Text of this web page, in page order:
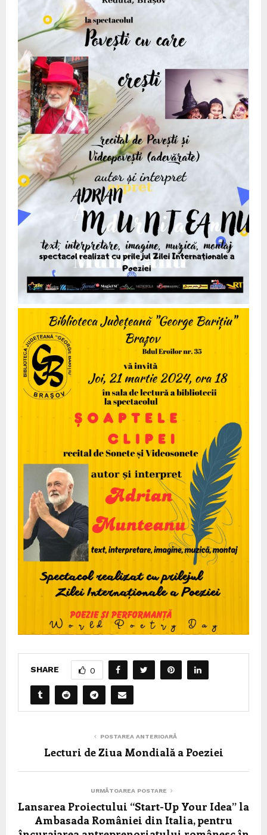
SHARE 0
POSTAREA ANTERIOARĂ
Lecturi de Ziua Mondială a Poeziei
URMĂTOAREA POSTARE
Lansarea Proiectului “Start-Up Your Idea” la
Ambasada României din Italia, pentru